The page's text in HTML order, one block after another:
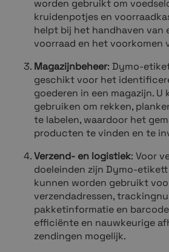
worden gebruikt om
kruidenpotjes en
helpt bij het handhaven van
voorraad en het voorkomen
Magazijnbeheer: Dymo-
geschikt voor het
goederen in een magazijn. U
gebruiken om rekken,
te labelen, waardoor het
producten te vinden en te
Verzend- en logistiek: Voor
doeleinden zijn Dymo-
kunnen worden gebruikt
verzendadressen,
pakketinformatie en
efficiënte en nauwkeurige
zendingen mogelijk.